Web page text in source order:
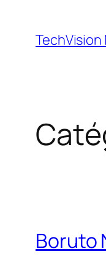
contenu
TechVision
Boruto